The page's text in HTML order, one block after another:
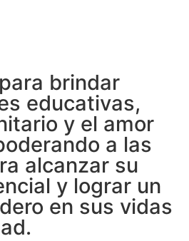
brindar
educativas,
y el amor
a las
alcanzar su
y lograr un
en sus vidas